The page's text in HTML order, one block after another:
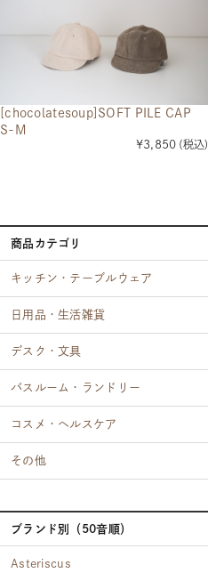
[chocolatesoup]SOFT PILE CAP
S-M
¥3,850 (税込)
商品カテゴリ
キッチン・テーブルウェア
日用品・生活雑貨
デスク・文具
バスルーム・ランドリー
コスメ・ヘルスケア
その他
ブランド別（50音順）
Asteriscus